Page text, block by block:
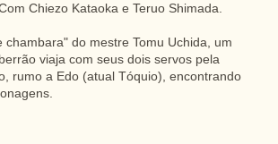
Chiezo Kataoka e Teruo Shimada.
chambara" do mestre Tomu Uchida, um
viaja com seus dois servos pela
rumo a Edo (atual Tóquio), encontrando